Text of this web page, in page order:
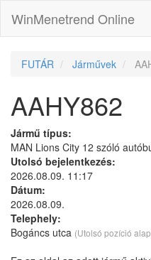
WinMenetrend Online
FUTÁR Járművek
AAHY862
Jármű típus:
MAN Lions City 12 szóló
Utolsó bejelentkezés:
2026.08.09. 11:17
Dátum:
2026.08.09.
Telephely:
Bogáncs utca (Utolsó pozíció